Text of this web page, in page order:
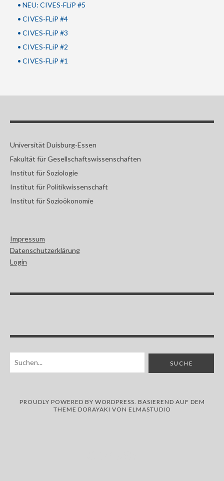
• NEU: CIVES-FLiP #5
• CIVES-FLiP #4
• CIVES-FLiP #3
• CIVES-FLiP #2
• CIVES-FLiP #1
Universität Duisburg-Essen
Fakultät für Gesellschaftswissenschaften
Institut für Soziologie
Institut für Politikwissenschaft
Institut für Sozioökonomie
Impressum
Datenschutzerklärung
Login
PROUDLY POWERED BY WORDPRESS. BASIEREND AUF DEM
THEME DORAYAKI VON ELMASTUDIO